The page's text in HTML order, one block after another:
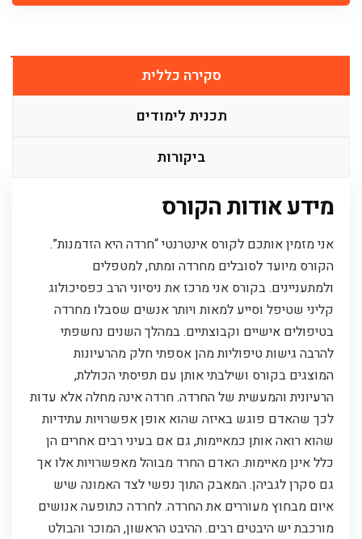
סקירה כללית
תכנית לימודים
ביקורות
מידע אודות הקורס
אני מזמין אותכם לקורס אינטרנטי “חרדה היא הזדמנות”.
הקורס מיועד לסובלים מחרדה ומתח, למטפלים
ולמתעניינים. בקורס אני מרכז את ניסיוני הרב כפסיכולוג
קליני שטיפל וסייע למאות ויותר אנשים שסבלו מחרדה
בטיפולים אישיים וקבוצתיים. במהלך השנים נחשפתי
להרבה גישות טיפוליות מהן אספתי חלק מהרעיונות
המוצגים בקורס ושילבתי אותן עם תפיסתי הכוללת,
הרעיונית והמעשית של החרדה. חרדה אינה מחלה אלא עדות
לכך שהאדם פוגש באיזה שהוא אופן אפשרויות עתידיות
שהוא רואה אותן כמאיימות, גם אם בעיני רבים אחרים הן
כלל אינן מאיימות. האדם החרד מבוהל מאפשרויות אלו אך
גם סקרן לגביהן. המאבק התוך נפשי לצד האמונה שיש
איום מבחוץ מעוררים את החרדה. לחרדה כתופעה אנושים
מורכבת יש היבטים רבים. ההיבט הראשון, המוכר והבולט